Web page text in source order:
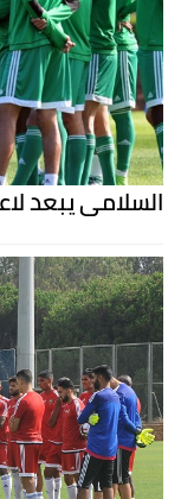
السلامي يبعد